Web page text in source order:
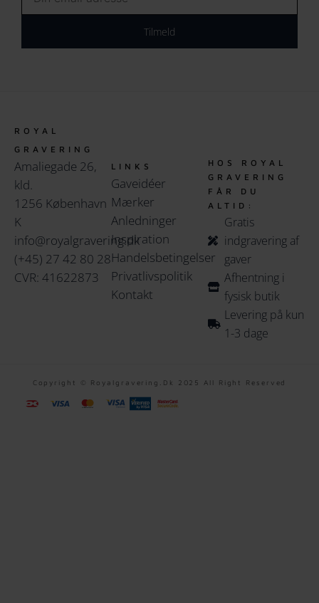
Tilmeld
ROYAL
GRAVERING
Amaliegade 26,
kld.
1256 København
K
info@royalgravering.dk
(+45) 27 42 80 28
CVR: 41622873
LINKS
Gaveidéer
Mærker
Anledninger
Inspiration
Handelsbetingelser
Privatlivspolitik
Kontakt
HOS ROYAL
GRAVERING
FÅR DU
ALTID:
Gratis
indgravering af
gaver
Afhentning i
fysisk butik
Levering på kun
1-3 dage
Copyright © Royalgravering.dk 2025 All Right Reserved